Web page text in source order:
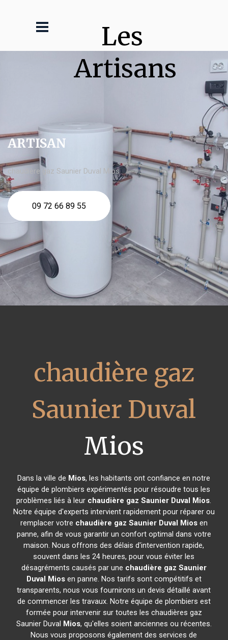
Les
Artisans
ARTISAN
chaudière gaz Saunier Duval Mios
09 72 66 89 55
chaudière gaz
Saunier Duval
Mios
Dans la ville de Mios, les habitants ont confiance en notre
équipe de plombiers expérimentés pour résoudre tous les
problèmes liés à leur chaudière gaz Saunier Duval Mios.
Notre équipe d'experts intervient rapidement pour réparer ou
remplacer votre chaudière gaz Saunier Duval Miosen
panne, afin de vous garantir un confort optimal dans votre
maison. Nous offrons des délais d'intervention rapide,
souvent dans les 24 heures, pour vous éviter les
désagréments causés par une chaudière gaz Saunier
Duval Miosen panne. Nos tarifs sont compétitifs et
transparents, nous vous fournirons un devis détaillé avant
de commencer les travaux. Notre équipe de plombiers est
formée pour intervenir sur toutes les chaudières gaz
Saunier Duval Mios, qu'elles soient anciennes ou récentes.
Nous vous proposons également des services de